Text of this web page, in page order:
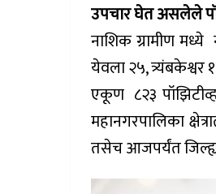
उपचार घेत असलेले
नाशिक ग्रामीण मध्ये
येवला २५,
एकूण ८२३
महानगरपालिका
तसेच आजपर्यंत